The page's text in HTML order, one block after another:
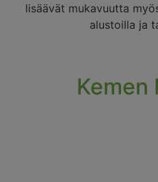
lisäävät mukavuutta
alustoilla ja
Kemen